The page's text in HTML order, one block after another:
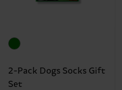
2-Pack Dogs Socks Gift
Set